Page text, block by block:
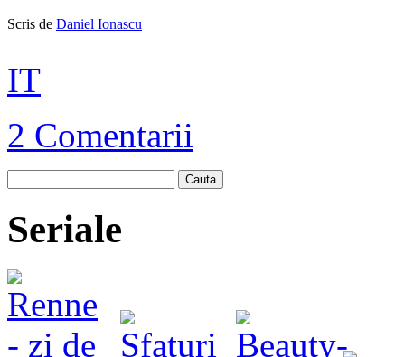
Scris de Daniel Ionascu
IT
2 Comentarii
Cauta
Seriale